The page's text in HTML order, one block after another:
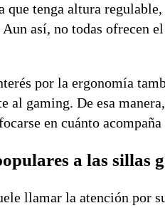
que tenga altura
así, no todas ofrecen
por la ergonomía
al gaming. De esa
en cuánto
a las sillas
llamar la atención por